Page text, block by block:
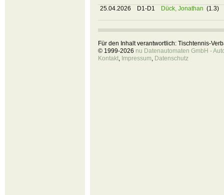
25.04.2026 D1-D1 Dück, Jonathan (1.3)
Für den Inhalt verantwortlich: Tischtennis-
© 1999-2026 nu Datenautomaten GmbH -
Kontakt, Impressum, Datenschutz